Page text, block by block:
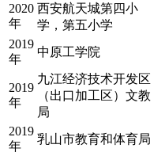
2020
年
西安航天城第四小
学，第五小学
2019
年
中原工学院
2019
年
九江经济技术开发区
（出口加工区）文教
局
2019
年
乳山市教育和体育局